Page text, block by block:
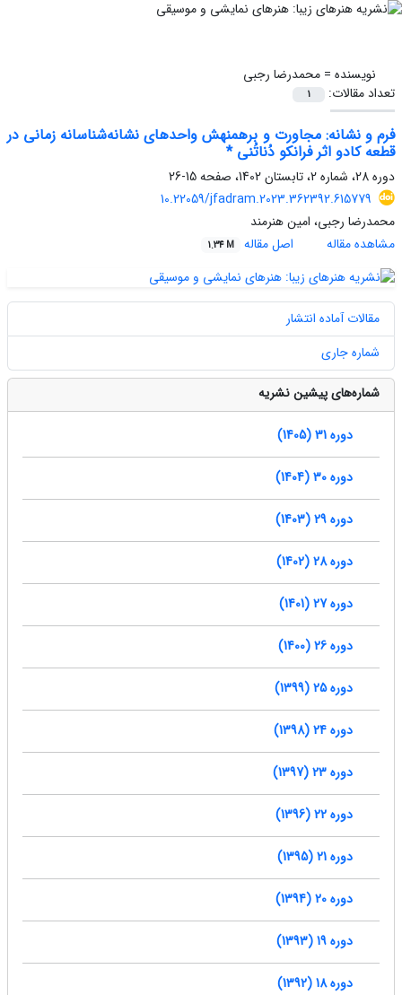
نویسنده =محمدرضا رجبی
تعداد مقالات:
1
فرم و نشانه: مجاورت و برهمنهش واحدهای نشانه‌شناسانه زمانی در
قطعه کادو اثر فرانکو دُناتُنی *
دوره 28، شماره 2، تابستان 1402، صفحه
15-26
10.22059/jfadram.2023.362392.615779
محمدرضا رجبی، امین هنرمند
مشاهده مقاله
اصل مقاله 1.34 M
مقالات آماده انتشار
شماره جاری
شماره‌های پیشین نشریه
دوره 31 (1405)
دوره 30 (1404)
دوره 29 (1403)
دوره 28 (1402)
دوره 27 (1401)
دوره 26 (1400)
دوره 25 (1399)
دوره 24 (1398)
دوره 23 (1397)
دوره 22 (1396)
دوره 21 (1395)
دوره 20 (1394)
دوره 19 (1393)
دوره 18 (1392)